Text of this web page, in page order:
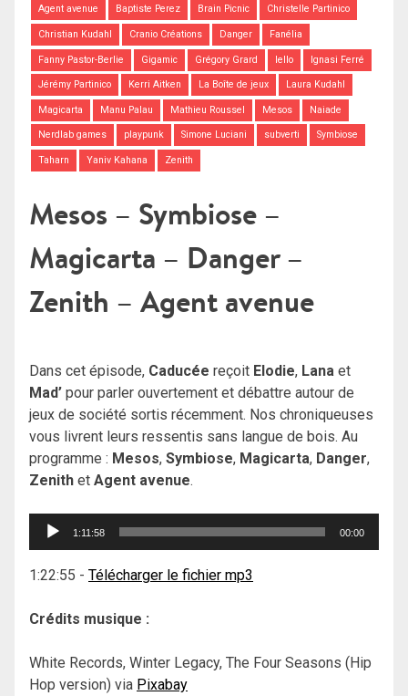
Agent avenue Baptiste Perez Brain Picnic Christelle Partinico
Christian Kudahl Cranio Créations Danger Fanélia
Fanny Pastor-Berlie Gigamic Grégory Grard Iello Ignasi Ferré
Jérémy Partinico Kerri Aitken La Boîte de jeux Laura Kudahl
Magicarta Manu Palau Mathieu Roussel Mesos Naiade
Nerdlab games playpunk Simone Luciani subverti Symbiose
Taharn Yaniv Kahana Zenith
Mesos – Symbiose –
Magicarta – Danger –
Zenith – Agent avenue
Dans cet épisode, Caducée reçoit Elodie, Lana et
Mad’ pour parler ouvertement et débattre autour de
jeux de société sortis récemment. Nos chroniqueuses
vous livrent leurs ressentis sans langue de bois. Au
programme : Mesos, Symbiose, Magicarta, Danger,
Zenith et Agent avenue.
Lecteur
1:11:58 00:00
1:22:55 - Télécharger le fichier mp3
Crédits musique :
White Records, Winter Legacy, The Four Seasons (Hip
Hop version) via Pixabay